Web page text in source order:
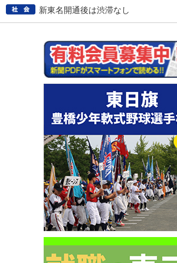
新東名開通後は渋滞なし